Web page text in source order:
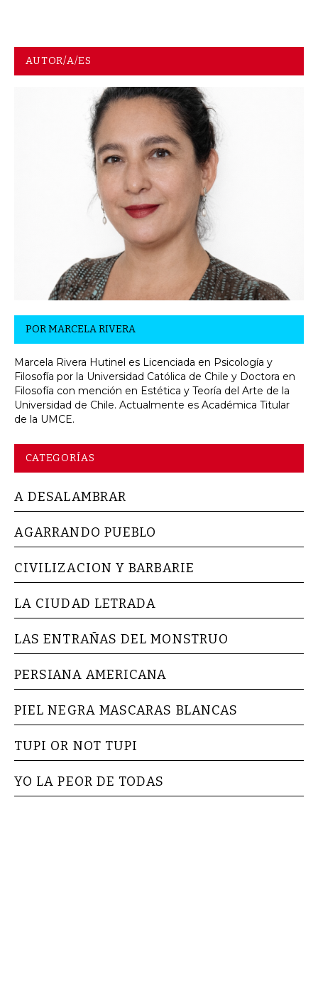
AUTOR/A/ES
PORMARCELA RIVERA
Marcela Rivera Hutinel es Licenciada en Psicología y
Filosofía por la Universidad Católica de Chile y Doctora en
Filosofía con mención en Estética y Teoría del Arte de la
Universidad de Chile. Actualmente es Académica Titular
de la UMCE.
CATEGORÍAS
A DESALAMBRAR
AGARRANDO PUEBLO
CIVILIZACION Y BARBARIE
LA CIUDAD LETRADA
LAS ENTRAÑAS DEL MONSTRUO
PERSIANA AMERICANA
PIEL NEGRA MASCARAS BLANCAS
TUPI OR NOT TUPI
YO LA PEOR DE TODAS